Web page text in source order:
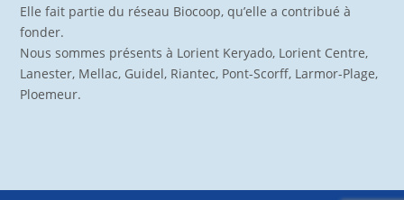
Elle fait partie du réseau Biocoop, qu’elle a contribué à
fonder.
Nous sommes présents à Lorient Keryado, Lorient Centre,
Lanester, Mellac, Guidel, Riantec, Pont-Scorff, Larmor-Plage,
Ploemeur.